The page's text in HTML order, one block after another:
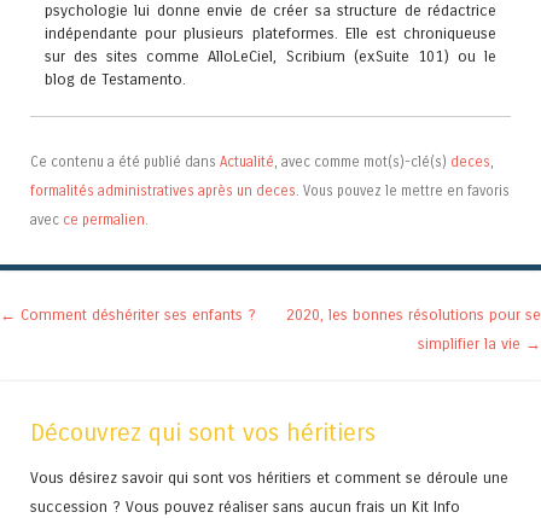
psychologie lui donne envie de créer sa structure de rédactrice
indépendante pour plusieurs plateformes. Elle est chroniqueuse
sur des sites comme AlloLeCiel, Scribium (exSuite 101) ou le
blog de Testamento.
Ce contenu a été publié dans Actualité, avec comme mot(s)-clé(s) deces,
formalités administratives après un deces. Vous pouvez le mettre en favoris
avec ce permalien.
Navigation des articles
← Comment déshériter ses enfants ?
2020, les bonnes résolutions pour se
simplifier la vie →
Découvrez qui sont vos héritiers
Vous désirez savoir qui sont vos héritiers et comment se déroule une
succession ? Vous pouvez réaliser sans aucun frais un Kit Info